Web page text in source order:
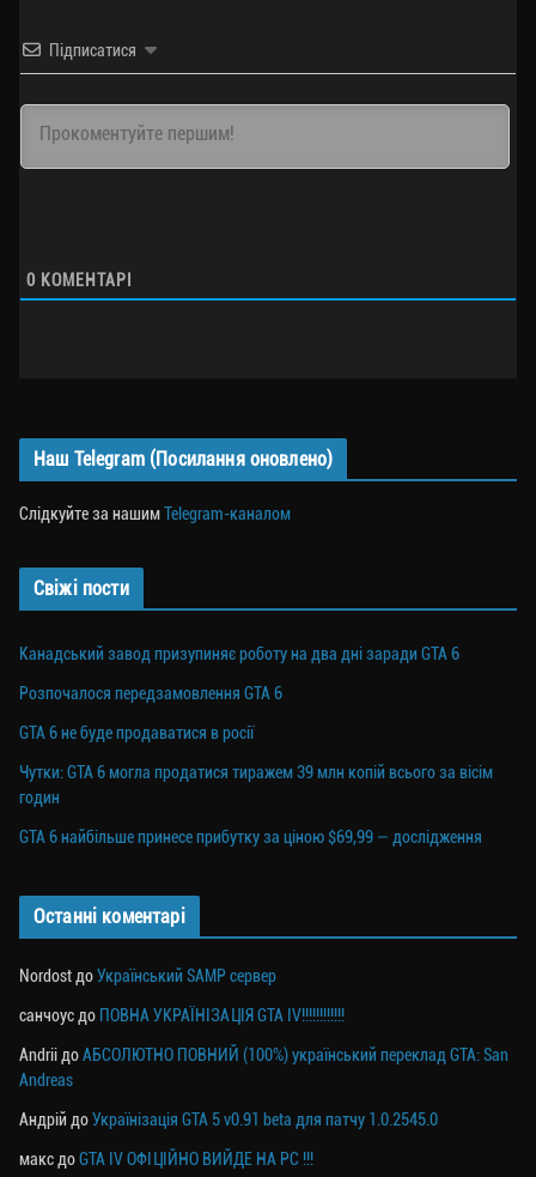
Підписатися
0 КОМЕНТАРІ
Наш Telegram (Посилання оновлено)
Слідкуйте за нашимTelegram-каналом
Свіжі пости
Канадський завод призупиняє роботу на два дні заради GTA 6
Розпочалося передзамовлення GTA 6
GTA 6 не буде продаватися в росії
Чутки: GTA 6 могла продатися тиражем 39 млн копій всього за вісім
годин
GTA 6 найбільше принесе прибутку за ціною $69,99 — дослідження
Останні коментарі
Nordost доУкраїнський SAMP сервер
санчоус до ПОВНА УКРАЇНІЗАЦІЯ GTA IV!!!!!!!!!!!!
Andrii доАБСОЛЮТНО ПОВНИЙ (100%) український переклад GTA: San
Andreas
Андрій доУкраїнізація GTA 5 v0.91 beta для патчу 1.0.2545.0
макс доGTA IV ОФІЦІЙНО ВИЙДЕ НА PC !!!